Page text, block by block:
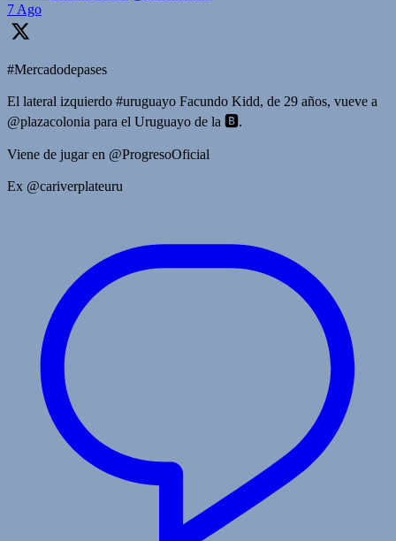
7 Ago
#Mercadodepases
El lateral izquierdo #uruguayo Facundo Kidd, de 29 años, vueve a
@plazacolonia para el Uruguayo de la 🅱️.
Viene de jugar en @ProgresoOficial
Ex @cariverplateuru